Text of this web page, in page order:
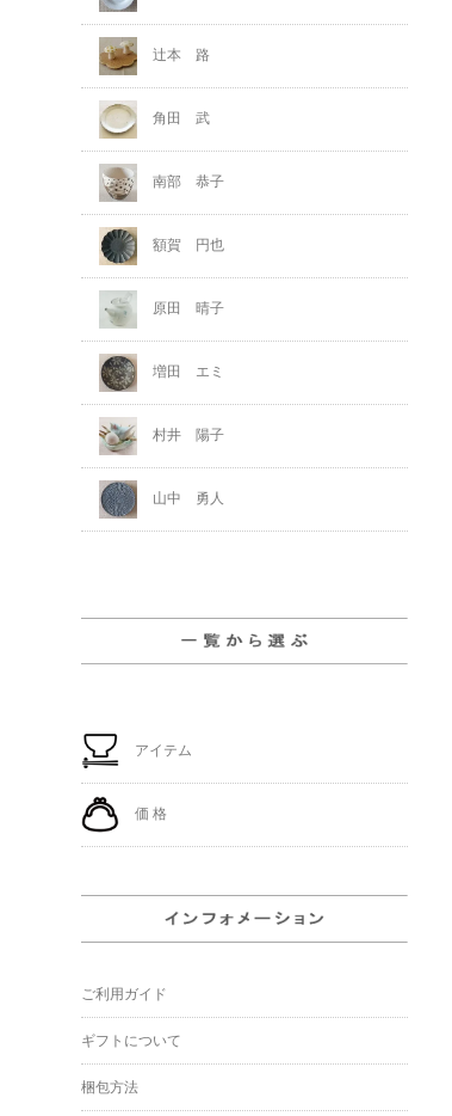
辻本 路
角田 武
南部 恭子
額賀 円也
原田 晴子
増田 エミ
村井 陽子
山中 勇人
アイテム
価 格
ご利用ガイド
ギフトについて
梱包方法